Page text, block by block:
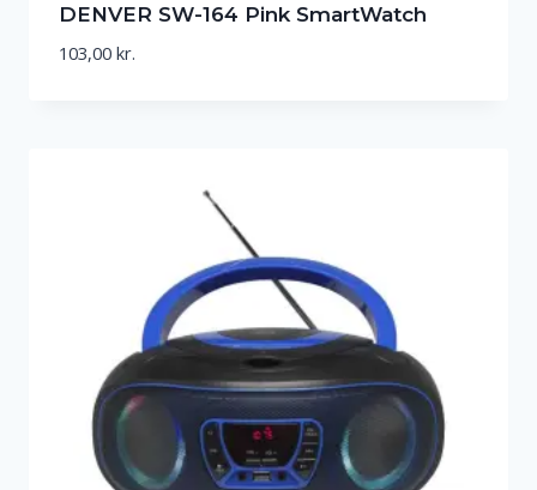
DENVER SW-164 Pink SmartWatch
103,00 kr.